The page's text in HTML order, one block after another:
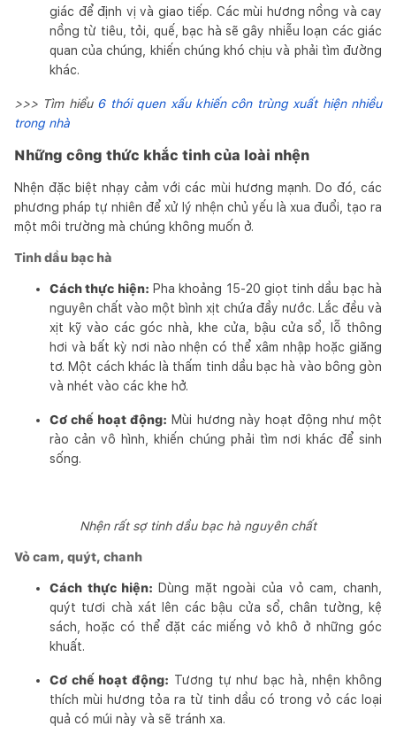
giác để định vị và giao tiếp. Các mùi hương nồng và cay
nồng từ tiêu, tỏi, quế, bạc hà sẽ gây nhiễu loạn các giác
quan của chúng, khiến chúng khó chịu và phải tìm đường
khác.
>>> Tìm hiểu 6 thói quen xấu khiến côn trùng xuất hiện nhiều
trong nhà
Những công thức khắc tinh của loài nhện
Nhện đặc biệt nhạy cảm với các mùi hương mạnh. Do đó, các
phương pháp tự nhiên để xử lý nhện chủ yếu là xua đuổi, tạo ra
một môi trường mà chúng không muốn ở.
Tinh dầu bạc hà
Cách thực hiện: Pha khoảng 15-20 giọt tinh dầu bạc hà
nguyên chất vào một bình xịt chứa đầy nước. Lắc đều và
xịt kỹ vào các góc nhà, khe cửa, bậu cửa sổ, lỗ thông
hơi và bất kỳ nơi nào nhện có thể xâm nhập hoặc giăng
tơ. Một cách khác là thấm tinh dầu bạc hà vào bông gòn
và nhét vào các khe hở.
Cơ chế hoạt động: Mùi hương này hoạt động như một
rào cản vô hình, khiến chúng phải tìm nơi khác để sinh
sống.
Nhện rất sợ tinh dầu bạc hà nguyên chất
Vỏ cam, quýt, chanh
Cách thực hiện: Dùng mặt ngoài của vỏ cam, chanh,
quýt tươi chà xát lên các bậu cửa sổ, chân tường, kệ
sách, hoặc có thể đặt các miếng vỏ khô ở những góc
khuất.
Cơ chế hoạt động: Tương tự như bạc hà, nhện không
thích mùi hương tỏa ra từ tinh dầu có trong vỏ các loại
quả có múi này và sẽ tránh xa.